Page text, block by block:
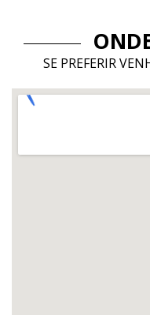
SE PREFERIR